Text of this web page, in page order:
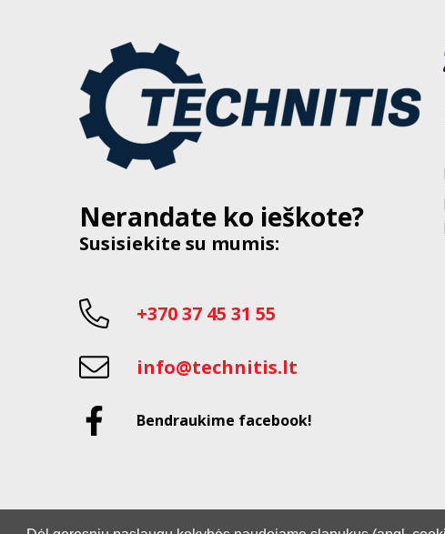
Nerandate ko ieškote?
Susisiekite su mumis:
+370 37 45 31 55
info@technitis.lt
Bendraukime facebook!